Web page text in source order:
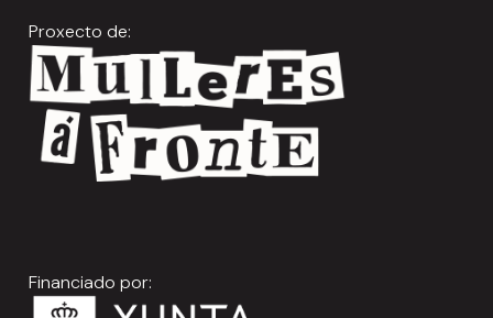
Proxecto de:
Financiado por: